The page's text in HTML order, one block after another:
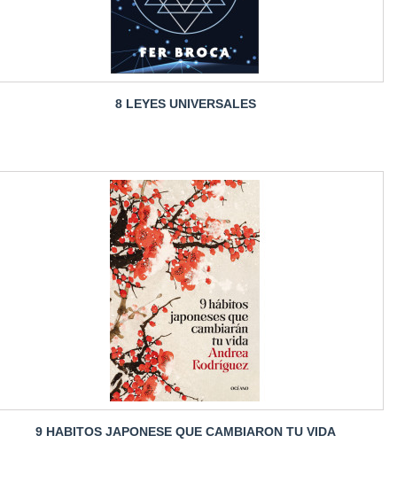
8 LEYES UNIVERSALES
9 HABITOS JAPONESE QUE CAMBIARON TU VIDA